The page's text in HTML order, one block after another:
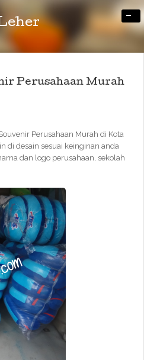
-
Perusahaan Murah
Perusahaan Murah di Kota
di desain sesuai keinginan anda
dan logo perusahaan, sekolah